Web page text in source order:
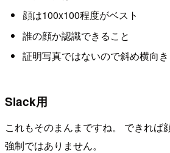
顔は100x100程度がベスト
誰の顔か認識できること
証明写真ではないので斜め横向
Slack用
これもそのまんまですね。 できれば
強制ではありません。